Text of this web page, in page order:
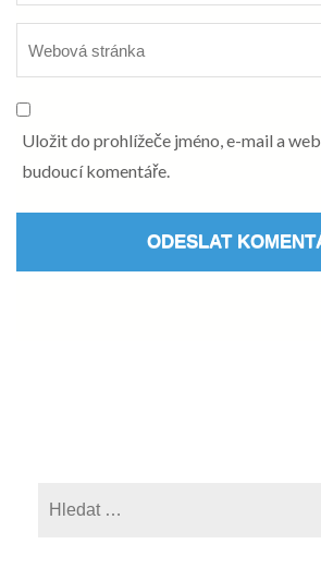
Uložit do prohlížeče jméno, e-mail a
budoucí komentáře.